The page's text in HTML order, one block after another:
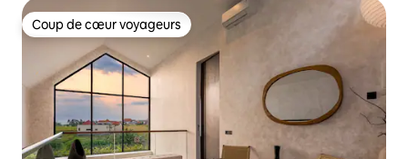
Coup de cœur voyageurs
Coup de cœur voyageurs